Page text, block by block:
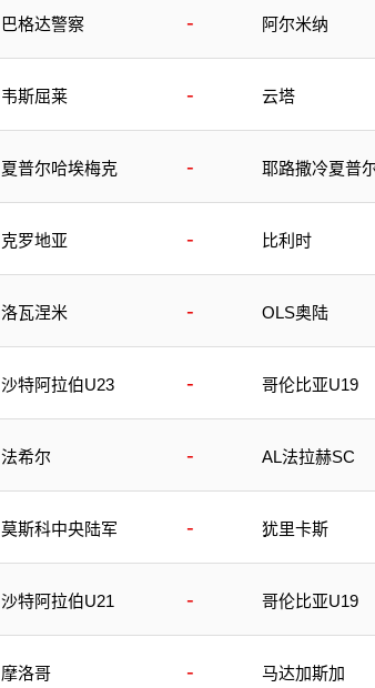
巴格达警察 - 阿尔米纳
韦斯屈莱 - 云塔
夏普尔哈埃梅克 - 耶路撒冷夏普
克罗地亚 - 比利时
洛瓦涅米 - OLS奥陆
沙特阿拉伯U23 - 哥伦比亚U19
法希尔 - AL法拉赫SC
莫斯科中央陆军 - 犹里卡斯
沙特阿拉伯U21 - 哥伦比亚U19
摩洛哥 - 马达加斯加